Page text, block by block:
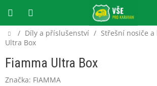
obsah
CZK
Domů
/ Díly a příslušenství / Střešní nosiče a
Ultra Box
Fiamma Ultra Box
Značka: FIAMMA